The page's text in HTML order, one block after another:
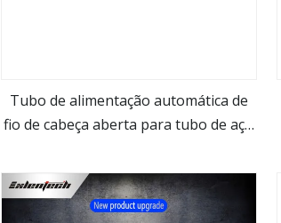
Veja mais
Tubo de alimentação automática de
fio de cabeça aberta para tubo de aço
máquina de solda TIG MIG